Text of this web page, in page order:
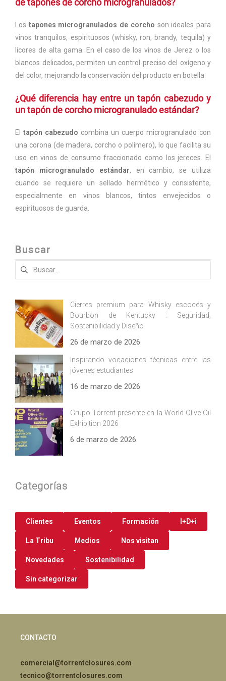
de tapones de corcho microgranulados?
Los tapones microgranulados de corcho son ideales para
vinos tranquilos, espirituosos (whisky, ron, brandy, tequila) y
licores de alta gama. En el caso de los vinos de Jerez o los
blancos delicados, permiten un control preciso del oxígeno y
del color, mejorando la conservación del producto en botella.
¿Qué diferencia hay entre un tapón cabezudo y
un tapón de corcho microgranulado estándar?
El tapón cabezudo combina un cuerpo microgranulado con
una corona (de madera, corcho o polímero), lo que facilita su
uso en vinos de consumo fraccionado como los jereces. El
tapón microgranulado estándar, en cambio, se utiliza
cuando se requiere un sellado hermético y consistente,
especialmente en vinos blancos, tintos envejecidos o
espirituosos de guarda.
Buscar
Buscar:
Cierres premium para Whisky escocés y
Bourbon de Kentucky : Seguridad,
Sostenibilidad y Diseño
26 de marzo de 2026
Inspirando vocaciones técnicas entre las
jóvenes estudiantes
16 de marzo de 2026
Grupo Torrent presente en la World Olive Oil
Exhibition 2026
6 de marzo de 2026
Categorías
Clientes Eventos Formación I+D+i
La Tribu Medios Nos visitan
Novedades Sostenibilidad
Sin categorizar
CONTACTO
comercial@torrentclosures.com
tecnico@torrentclosures.com